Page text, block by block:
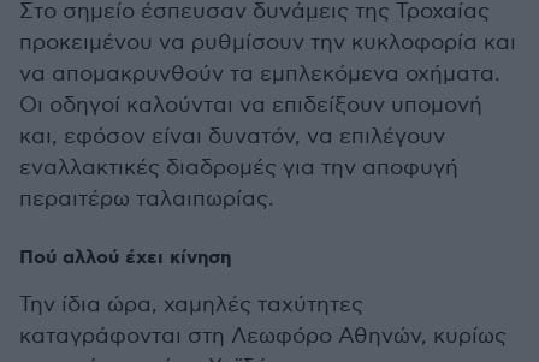
Στο σημείο έσπευσαν δυνάμεις της Τροχαίας
προκειμένου να ρυθμίσουν την κυκλοφορία και
να απομακρυνθούν τα εμπλεκόμενα οχήματα.
Οι οδηγοί καλούνται να επιδείξουν υπομονή
και, εφόσον είναι δυνατόν, να επιλέγουν
εναλλακτικές διαδρομές για την αποφυγή
περαιτέρω ταλαιπωρίας.
Πού αλλού έχει κίνηση
Την ίδια ώρα, χαμηλές ταχύτητες
καταγράφονται στη Λεωφόρο Αθηνών, κυρίως